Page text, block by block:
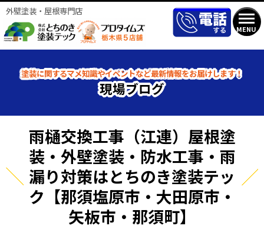
MENU
外壁塗装・屋根専門店
塗装に関するマメ知識やイベントなど最新情報をお届けします！
現場ブログ
雨樋交換工事（江連）屋根塗
装・外壁塗装・防水工事・雨
漏り対策はとちのき塗装テッ
ク【那須塩原市・大田原市・
矢板市・那須町】